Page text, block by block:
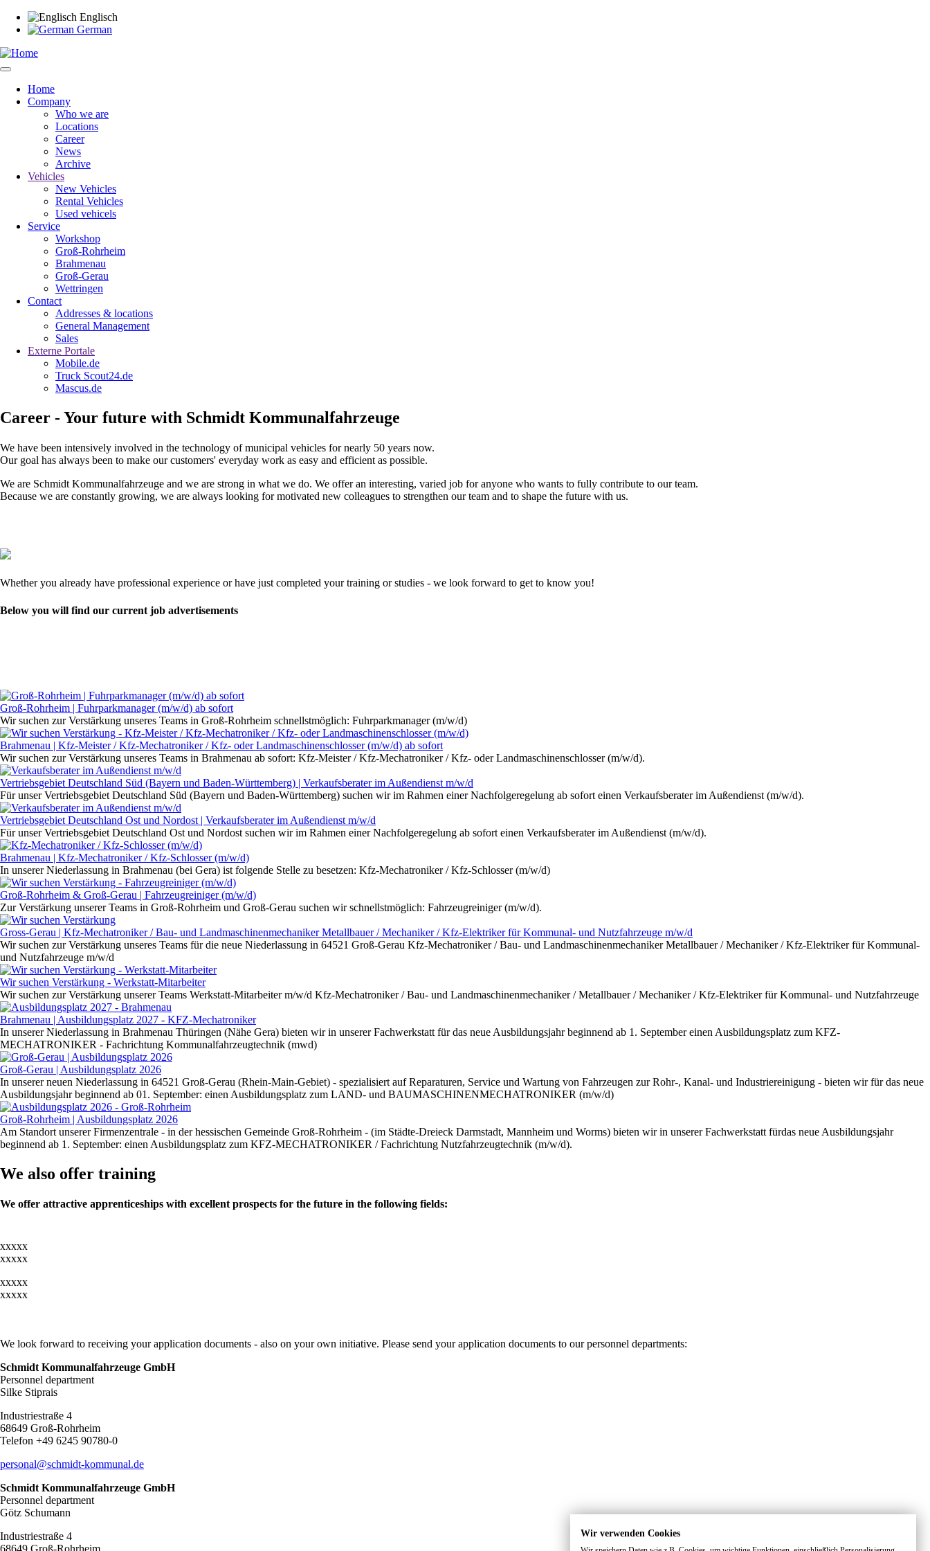
Skip
content
Englisch
German
Main
Home
Company
Who we are
Locations
Career
News
Archive
Vehicles
New Vehicles
Rental Vehicles
Used vehicels
Service
Workshop
Groß-Rohrheim
Brahmenau
Groß-Gerau
Wettringen
Contact
Addresses & locations
General Management
Sales
Externe Portale
Mobile.de
Truck Scout24.de
Mascus.de
Career - Your future with Schmidt Kommunalfahrzeuge
We have been intensively involved in the technology of municipal vehicles for nearly 50 years now.
Our goal has always been to make our customers' everyday work as easy and efficient as possible.
We are Schmidt Kommunalfahrzeuge and we are strong in what we do. We offer an interesting, varied job for anyone who wants to fully contribute to our team.
Because we are constantly growing, we are always looking for motivated new colleagues to strengthen our team and to shape the future with us.
Whether you already have professional experience or have just completed your training or studies - we look forward to get to know you!
Below you will find our current job advertisements
Groß-Rohrheim | Fuhrparkmanager (m/w/d) ab sofort
Wir suchen zur Verstärkung unseres Teams in Groß-Rohrheim schnellstmöglich: Fuhrparkmanager (m/w/d)
Brahmenau | Kfz-Meister / Kfz-Mechatroniker / Kfz- oder Landmaschinenschlosser (m/w/d) ab sofort
Wir suchen zur Verstärkung unseres Teams in Brahmenau ab sofort: Kfz-Meister / Kfz-Mechatroniker / Kfz- oder Landmaschinenschlosser (m/w/d).
Vertriebsgebiet Deutschland Süd (Bayern und Baden-Württemberg) | Verkaufsberater im Außendienst m/w/d
Für unser Vertriebsgebiet Deutschland Süd (Bayern und Baden-Württemberg) suchen wir im Rahmen einer Nachfolgeregelung ab sofort einen Verkaufsberater im Außendienst (m/w/d).
Vertriebsgebiet Deutschland Ost und Nordost | Verkaufsberater im Außendienst m/w/d
Für unser Vertriebsgebiet Deutschland Ost und Nordost suchen wir im Rahmen einer Nachfolgeregelung ab sofort einen Verkaufsberater im Außendienst (m/w/d).
Brahmenau | Kfz-Mechatroniker / Kfz-Schlosser (m/w/d)
In unserer Niederlassung in Brahmenau (bei Gera) ist folgende Stelle zu besetzen: Kfz-Mechatroniker / Kfz-Schlosser (m/w/d)
Groß-Rohrheim & Groß-Gerau | Fahrzeugreiniger (m/w/d)
Zur Verstärkung unserer Teams in Groß-Rohrheim und Groß-Gerau suchen wir schnellstmöglich: Fahrzeugreiniger (m/w/d).
Gross-Gerau | Kfz-Mechatroniker / Bau- und Landmaschinenmechaniker Metallbauer / Mechaniker / Kfz-Elektriker für Kommunal- und Nutzfahrzeuge m/w/d
Wir suchen zur Verstärkung unseres Teams für die neue Niederlassung in 64521 Groß-Gerau Kfz-Mechatroniker / Bau- und Landmaschinenmechaniker Metallbauer / Mechaniker / Kfz-Elektriker für Kommunal-
und Nutzfahrzeuge m/w/d
Wir suchen Verstärkung - Werkstatt-Mitarbeiter
Wir suchen zur Verstärkung unserer Teams Werkstatt-Mitarbeiter m/w/d Kfz-Mechatroniker / Bau- und Landmaschinenmechaniker / Metallbauer / Mechaniker / Kfz-Elektriker für Kommunal- und Nutzfahrzeuge
Brahmenau | Ausbildungsplatz 2027 - KFZ-Mechatroniker
In unserer Niederlassung in Brahmenau Thüringen (Nähe Gera) bieten wir in unserer Fachwerkstatt für das neue Ausbildungsjahr beginnend ab 1. September einen Ausbildungsplatz zum KFZ-
MECHATRONIKER - Fachrichtung Kommunalfahrzeugtechnik (mwd)
Groß-Gerau | Ausbildungsplatz 2026
In unserer neuen Niederlassung in 64521 Groß-Gerau (Rhein-Main-Gebiet) - spezialisiert auf Reparaturen, Service und Wartung von Fahrzeugen zur Rohr-, Kanal- und Industriereinigung - bieten wir für das neue
Ausbildungsjahr beginnend ab 01. September: einen Ausbildungsplatz zum LAND- und BAUMASCHINENMECHATRONIKER (m/w/d)
Groß-Rohrheim | Ausbildungsplatz 2026
Am Standort unserer Firmenzentrale - in der hessischen Gemeinde Groß-Rohrheim - (im Städte-Dreieck Darmstadt, Mannheim und Worms) bieten wir in unserer Fachwerkstatt fürdas neue Ausbildungsjahr
beginnend ab 1. September: einen Ausbildungsplatz zum KFZ-MECHATRONIKER / Fachrichtung Nutzfahrzeugtechnik (m/w/d).
We also offer training
We offer attractive apprenticeships with excellent prospects for the future in the following fields:
xxxxx
xxxxx
xxxxx
xxxxx
We look forward to receiving your application documents - also on your own initiative. Please send your application documents to our personnel departments:
Schmidt Kommunalfahrzeuge GmbH
Personnel department
Silke Stiprais
Industriestraße 4
68649 Groß-Rohrheim
Telefon +49 6245 90780-0
personal@schmidt-kommunal.de
Schmidt Kommunalfahrzeuge GmbH
Personnel department
Götz Schumann
Industriestraße 4
68649 Groß-Rohrheim
Wir verwenden Cookies